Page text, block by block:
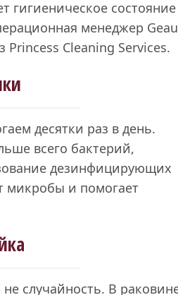
гигиеническое состояние
менеджер
Cleaning Services.
десятки раз в день.
всего бактерий,
дезинфицирующих
микробы и помогает
случайность. В